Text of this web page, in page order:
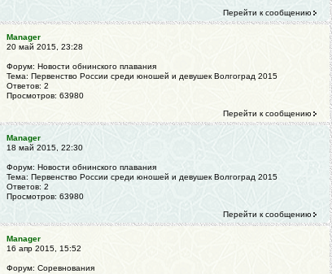
Перейти к сообщению
Manager
20 май 2015, 23:28
Форум: Новости обнинского плавания
Тема: Первенство России среди юношей и девушек Волгоград 2015
Ответов: 2
Просмотров: 63980
Перейти к сообщению
Manager
18 май 2015, 22:30
Форум: Новости обнинского плавания
Тема: Первенство России среди юношей и девушек Волгоград 2015
Ответов: 2
Просмотров: 63980
Перейти к сообщению
Manager
16 апр 2015, 15:52
Форум: Соревнования